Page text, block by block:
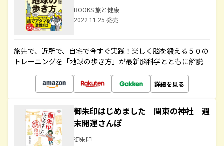
BOOKS 旅と健康
2022.11.25 発売
旅先で、近所で、自宅で今すぐ実践！楽しく脳を鍛える５０の
トレーニングを「地球の歩き方」が最新脳科学とともに解説
詳細を見る
御朱印はじめました 関東の神社 週
末開運さんぽ
御朱印